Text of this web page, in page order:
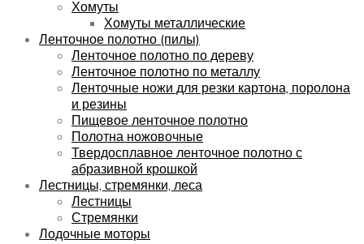
Хомуты
Хомуты металлические
Ленточное полотно (пилы)
Ленточное полотно по дереву
Ленточное полотно по металлу
Ленточные ножи для резки картона, поролона
и резины
Пищевое ленточное полотно
Полотна ножовочные
Твердосплавное ленточное полотно с
абразивной крошкой
Лестницы, стремянки, леса
Лестницы
Стремянки
Лодочные моторы